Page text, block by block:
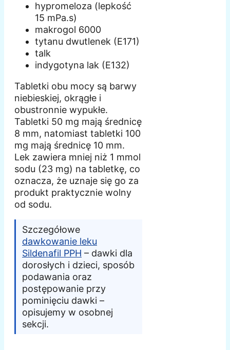
hypromeloza (lepkość
15 mPa.s)
makrogol 6000
tytanu dwutlenek (E171)
talk
indygotyna lak (E132)
Tabletki obu mocy są barwy
niebieskiej, okrągłe i
obustronnie wypukłe.
Tabletki 50 mg mają średnicę
8 mm, natomiast tabletki 100
mg mają średnicę 10 mm.
Lek zawiera mniej niż 1 mmol
sodu (23 mg) na tabletkę, co
oznacza, że uznaje się go za
produkt praktycznie wolny
od sodu.
Szczegółowe
dawkowanie leku
Sildenafil PPH – dawki dla
dorosłych i dzieci, sposób
podawania oraz
postępowanie przy
pominięciu dawki –
opisujemy w osobnej
sekcji.